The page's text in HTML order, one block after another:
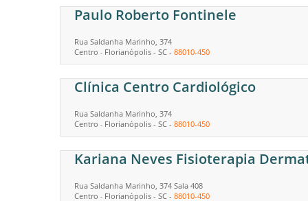
Paulo Roberto Fontinele
Rua Saldanha Marinho, 374
Centro - Florianópolis - SC - 88010-450
Clínica Centro Cardiológico
Rua Saldanha Marinho, 374
Centro - Florianópolis - SC - 88010-450
Kariana Neves Fisioterapia
Rua Saldanha Marinho, 374 Sala 408
Centro - Florianópolis - SC - 88010-450